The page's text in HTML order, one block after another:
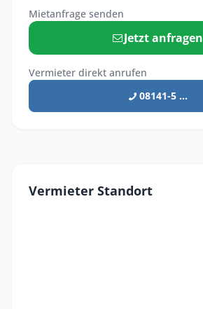
Mietanfrage senden
Jetzt anfragen
Vermieter direkt anrufen
08141-5 ...
Vermieter Standort